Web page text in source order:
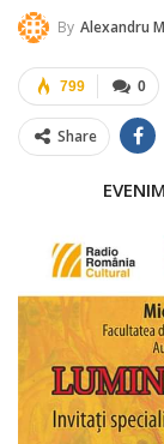
By Alexandru
0
799
Share